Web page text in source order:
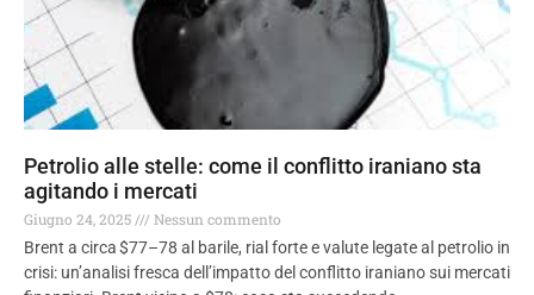
Petrolio alle stelle: come il conflitto iraniano sta
agitando i mercati
Giugno 24, 2025
Nessun commento
Brent a circa $77–78 al barile, rial forte e valute legate al petrolio in
crisi: un’analisi fresca dell’impatto del conflitto iraniano sui mercati